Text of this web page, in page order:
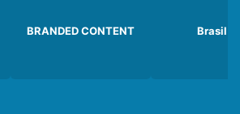
BRANDED CONTENT Brasil